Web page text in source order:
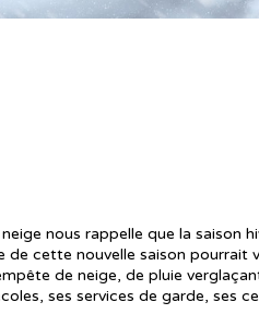
nous rappelle que la saison
de cette nouvelle saison
de neige, de pluie
ses services de garde, ses